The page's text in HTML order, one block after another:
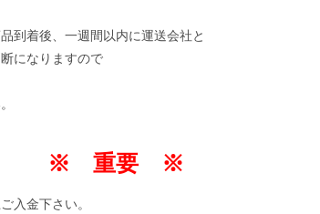
到着後、一週間以内に運送会社と
になりますので
※ 重要 ※
入金下さい。